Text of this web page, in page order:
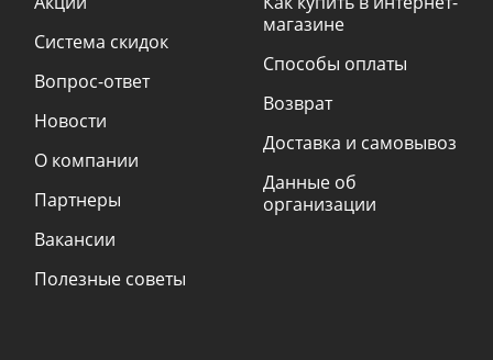
Система скидок
Вопрос-ответ
Новости
О компании
Партнеры
Вакансии
Полезные советы
магазине
Способы оплаты
Возврат
Доставка и самовывоз
Данные об
организации